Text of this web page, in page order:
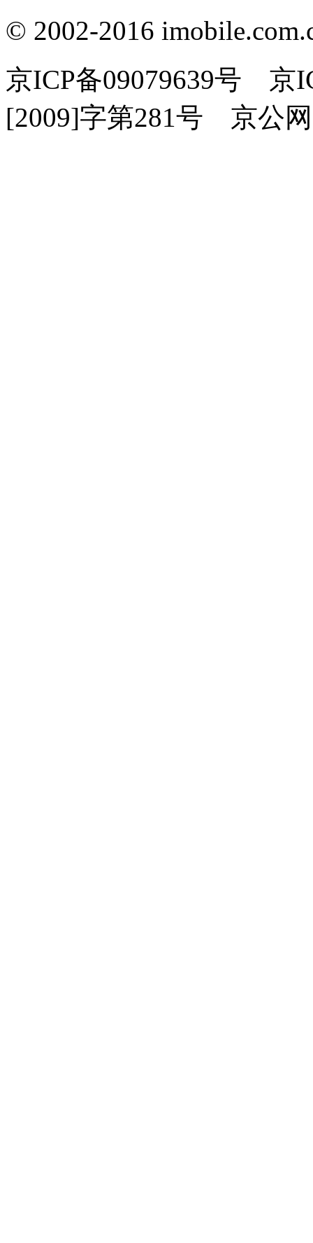
© 2002-2016
京ICP备09079639号 京
[2009]字第281号 京公网